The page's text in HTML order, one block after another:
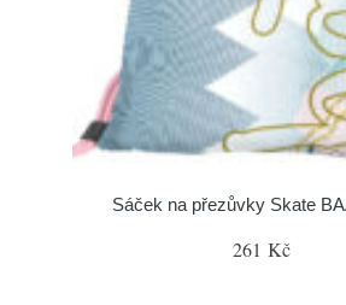
Sáček na přezůvky Skate
261 Kč